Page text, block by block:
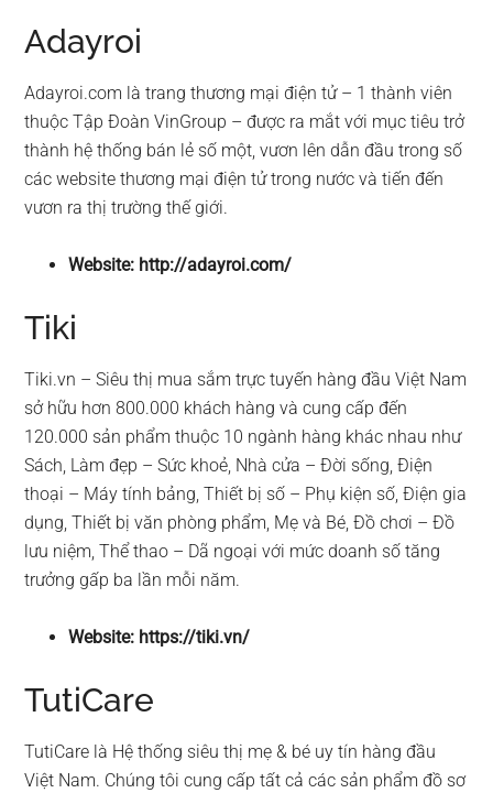
Adayroi
Adayroi.com là trang thương mại điện tử – 1 thành viên
thuộc Tập Đoàn VinGroup – được ra mắt với mục tiêu trở
thành hệ thống bán lẻ số một, vươn lên dẫn đầu trong số
các website thương mại điện tử trong nước và tiến đến
vươn ra thị trường thế giới.
Website: http://adayroi.com/
Tiki
Tiki.vn – Siêu thị mua sắm trực tuyến hàng đầu Việt Nam
sở hữu hơn 800.000 khách hàng và cung cấp đến
120.000 sản phẩm thuộc 10 ngành hàng khác nhau như
Sách, Làm đẹp – Sức khoẻ, Nhà cửa – Đời sống, Điện
thoại – Máy tính bảng, Thiết bị số – Phụ kiện số, Điện gia
dụng, Thiết bị văn phòng phẩm, Mẹ và Bé, Đồ chơi – Đồ
lưu niệm, Thể thao – Dã ngoại với mức doanh số tăng
trưởng gấp ba lần mỗi năm.
Website: https://tiki.vn/
TutiCare
TutiCare là Hệ thống siêu thị mẹ & bé uy tín hàng đầu
Việt Nam. Chúng tôi cung cấp tất cả các sản phẩm đồ sơ